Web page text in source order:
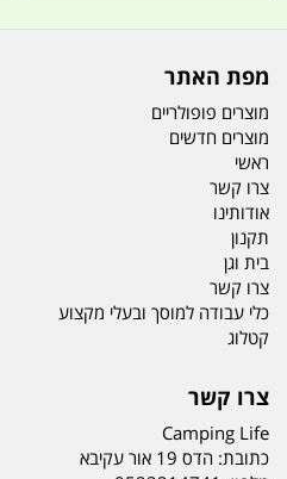
מפת האתר
מוצרים פופולריים
מוצרים חדשים
ראשי
צרו קשר
אודותינו
תקנון
בית וגן
צרו קשר
כלי עבודה למוסך ובעלי מקצוע
קטלוג
צרו קשר
Camping Life
כתובת: הדס 19 אור עקיבא